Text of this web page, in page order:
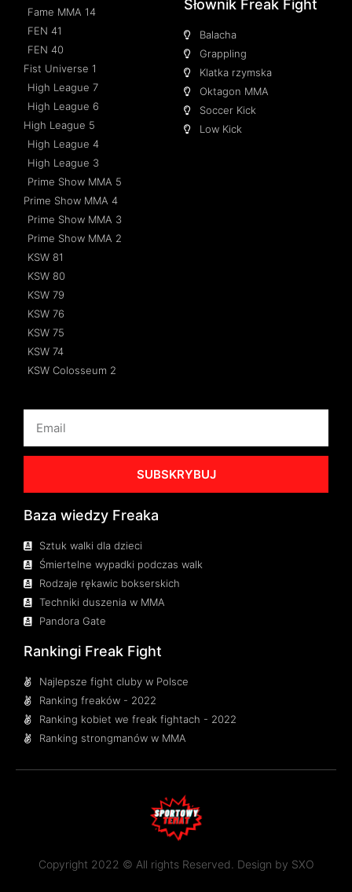
Fame MMA 14
FEN 41
FEN 40
Fist Universe 1
High League 7
High League 6
High League 5
High League 4
High League 3
Prime Show MMA 5
Prime Show MMA 4
Prime Show MMA 3
Prime Show MMA 2
KSW 81
KSW 80
KSW 79
KSW 76
KSW 75
KSW 74
KSW Colosseum 2
Słownik Freak Fight
Balacha
Grappling
Klatka rzymska
Oktagon MMA
Soccer Kick
Low Kick
SUBSKRYBUJ
Baza wiedzy Freaka
Sztuk walki dla dzieci
Śmiertelne wypadki podczas walk
Rodzaje rękawic bokserskich
Techniki duszenia w MMA
Pandora Gate
Rankingi Freak Fight
Najlepsze fight cluby w Polsce
Ranking freaków - 2022
Ranking kobiet we freak fightach - 2022
Ranking strongmanów w MMA
Copyright 2022 © All rights Reserved. Design by SXO